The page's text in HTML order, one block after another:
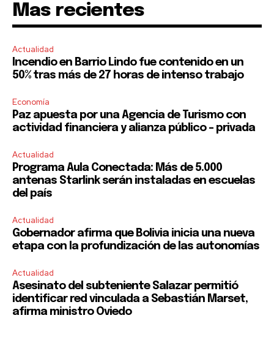
Mas recientes
Actualidad
Incendio en Barrio Lindo fue contenido en un
50% tras más de 27 horas de intenso trabajo
Economía
Paz apuesta por una Agencia de Turismo con
actividad financiera y alianza público – privada
Actualidad
Programa Aula Conectada: Más de 5.000
antenas Starlink serán instaladas en escuelas
del país
Actualidad
Gobernador afirma que Bolivia inicia una nueva
etapa con la profundización de las autonomías
Actualidad
Asesinato del subteniente Salazar permitió
identificar red vinculada a Sebastián Marset,
afirma ministro Oviedo